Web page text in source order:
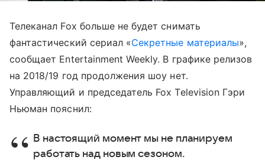
Телеканал Fox больше не будет снимать
фантастический сериал «Секретные материалы»,
сообщает Entertainment Weekly. В графике релизов
на 2018/19 год продолжения шоу нет.
Управляющий и председатель Fox Television Гэри
Ньюман пояснил:
В настоящий момент мы не планируем
работать над новым сезоном.